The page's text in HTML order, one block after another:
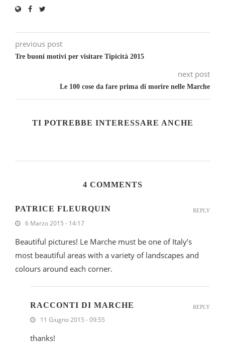
previous post
Tre buoni motivi per visitare Tipicità 2015
next post
Le 100 cose da fare prima di morire nelle Marche
TI POTREBBE INTERESSARE ANCHE
4 COMMENTS
PATRICE FLEURQUIN
6 Marzo 2015 - 14:17
Beautiful pictures! Le Marche must be one of Italy’s
most beautiful areas with a variety of landscapes and
colours around each corner.
REPLY
RACCONTI DI MARCHE
11 Giugno 2015 - 09:55
thanks!
REPLY